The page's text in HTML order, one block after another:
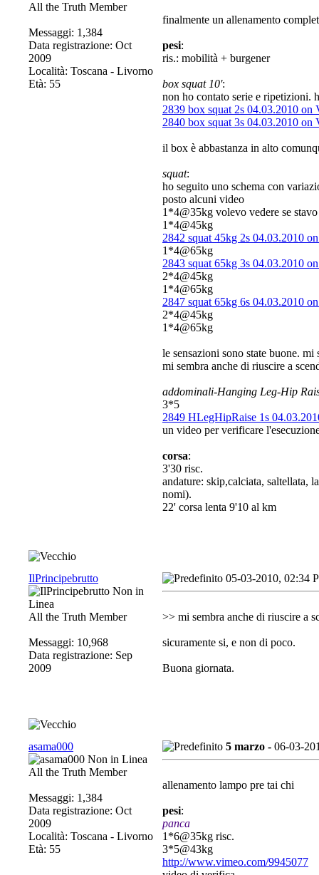
All the Truth Member
Messaggi: 1,384
Data registrazione: Oct
2009
Località: Toscana - Livorno
Età: 55
finalmente un allenamento
pesi:
ris.: mobilità + burgener
box squat 10':
non ho contato serie e ripetizioni.
2839 box squat 2s 04.03.2010 on
2840 box squat 3s 04.03.2010 on
il box è abbastanza in alto
squat:
ho seguito uno schema con
posto alcuni video
1*4@35kg volevo vedere se
1*4@45kg
2842 squat 45kg 2s 04.03.2010
1*4@65kg
2843 squat 65kg 3s 04.03.2010
2*4@45kg
1*4@65kg
2847 squat 65kg 6s 04.03.2010
2*4@45kg
1*4@65kg
le sensazioni sono state buone.
mi sembra anche di riuscire a
addominali-Hanging Leg-Hip
3*5
2849 HLegHipRaise 1s
un video per verificare
corsa:
3'30 risc.
andature: skip,calciata, saltellata,
nomi).
22' corsa lenta 9'10 al km
IlPrincipebrutto
All the Truth Member
Messaggi: 10,968
Data registrazione: Sep
2009
05-03-2010, 02:34
>> mi sembra anche di riuscire a
sicuramente si, e non di poco.
Buona giornata.
asama000
All the Truth Member
Messaggi: 1,384
Data registrazione: Oct
2009
Località: Toscana - Livorno
Età: 55
5 marzo - 06-03-
allenamento lampo pre tai chi
pesi:
panca
1*6@35kg risc.
3*5@43kg
http://www.vimeo.com/9945077